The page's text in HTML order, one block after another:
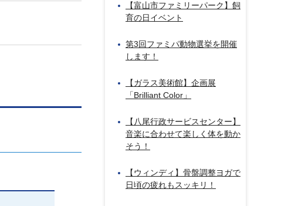
【富山市ファミリーパーク】飼
育の日イベント
第3回ファミパ動物選挙を開催
します！
【ガラス美術館】企画展
「Brilliant Color」
【八尾行政サービスセンター】
音楽に合わせて楽しく体を動か
そう！
【ウィンディ】骨盤調整ヨガで
日頃の疲れもスッキリ！